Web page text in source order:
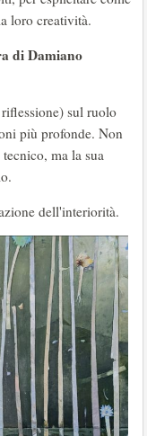
loro creatività.
di Damiano
sul ruolo
più profonde. Non
ma la sua
dell'interiorità.